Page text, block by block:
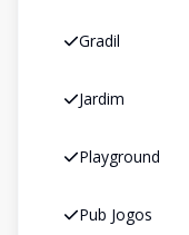
Gradil
Jardim
Playground
Pub Jogos